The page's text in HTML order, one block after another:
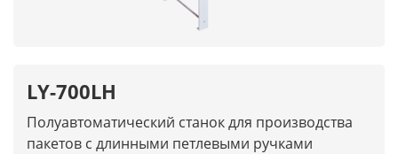
LY-700LH
Полуавтоматический станок для производства
пакетов с длинными петлевыми ручками